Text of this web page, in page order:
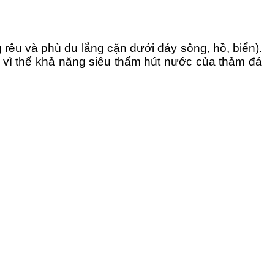
và phù du lắng cặn dưới đáy sông, hồ, biển).
thế khả năng siêu thấm hút nước của thảm đá